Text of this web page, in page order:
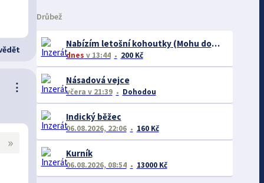
⋮
»
Drůbež
Nabízím letošní kohoutky (Mohu dovést po Šluknovském výběžku.)
dnes v 13:44 200 Kč
Násadová vejce
včera v 21:39 Dohodou
Indický běžec
06.08.2026, 22:06 160 Kč
Kurník
06.08.2026, 08:54 13000 Kč